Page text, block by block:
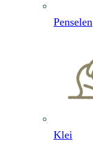
Penselen
Klei